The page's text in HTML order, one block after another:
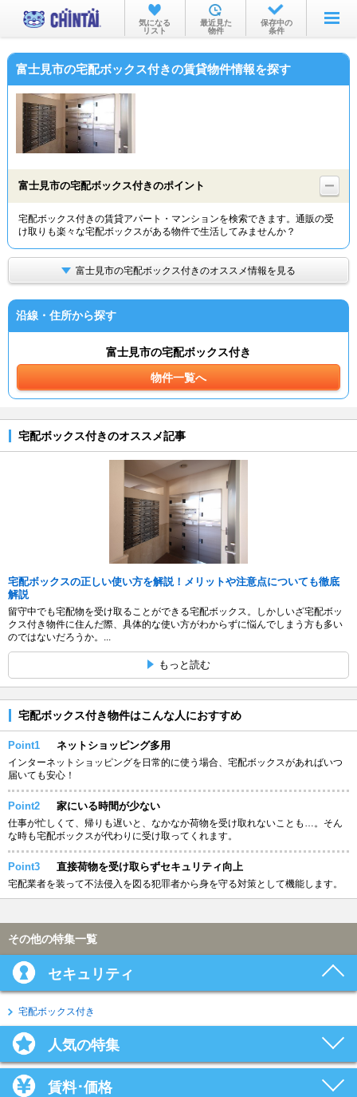
お部屋を探す
沿線・駅から
物件特集から
TOP
気になる
リスト
最近見た
物件
保存中の
条件
富士見市の宅配ボックス付きの賃貸物件情報を探す
富士見市の宅配ボックス付きのポイント
宅配ボックス付きの賃貸アパート・マンションを検索できます。通販の受
け取りも楽々な宅配ボックスがある物件で生活してみませんか？
富士見市の宅配ボックス付きのオススメ情報を見る
沿線・住所から探す
富士見市の宅配ボックス付き
物件一覧へ
宅配ボックス付きのオススメ記事
宅配ボックスの正しい使い方を解説！メリットや注意点についても徹底
解説
留守中でも宅配物を受け取ることができる宅配ボックス。しかしいざ宅配ボッ
クス付き物件に住んだ際、具体的な使い方がわからずに悩んでしまう方も多い
のではないだろうか。...
もっと読む
宅配ボックス付き物件はこんな人におすすめ
Point1 ネットショッピング多用
インターネットショッピングを日常的に使う場合、宅配ボックスがあればいつ
届いても安心！
Point2 家にいる時間が少ない
仕事が忙しくて、帰りも遅いと、なかなか荷物を受け取れないことも…。そん
な時も宅配ボックスが代わりに受け取ってくれます。
Point3 直接荷物を受け取らずセキュリティ向上
宅配業者を装って不法侵入を図る犯罪者から身を守る対策として機能します。
その他の特集一覧
セキュリティ
宅配ボックス付き
人気の特集
賃料･価格